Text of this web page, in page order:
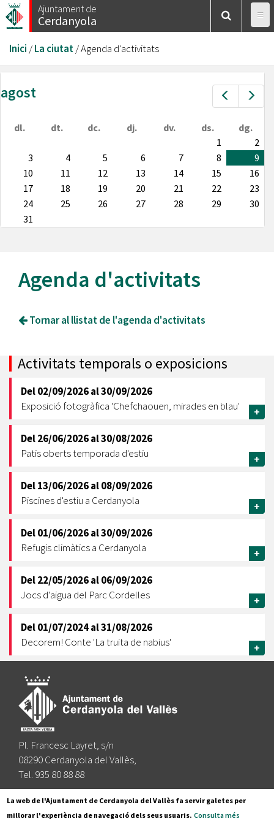
Vés
al
Ajuntament de
Cerdanyola
Esteu
aquí
Inici /La ciutat/Agenda d'activitats
Prev
agost
dl. dt. dc. dj. dv. ds.
dg.
1
2
3
4 5 6 7 8
9
10
11 12 13 14 15
16
17
18 19 20 21 22
23
24
25 26 27 28 29
30
31
Agenda d'activitats
Tornar al llistat de l'agenda d'activitats
Activitats temporals o exposicions
Del02/09/2026al30/09/2026
Exposició fotogràfica 'Chefchaouen, mirades en blau'
+
Del26/06/2026al30/08/2026
Patis oberts temporada d'estiu
+
Del13/06/2026al08/09/2026
Piscines d'estiu a Cerdanyola
+
Del01/06/2026al30/09/2026
Refugis climàtics a Cerdanyola
+
Del22/05/2026al06/09/2026
Jocs d'aigua del Parc Cordelles
+
Del01/07/2024al31/08/2026
Decorem! Conte 'La truita de nabius'
+
Pl. Francesc Layret, s/n
08290 Cerdanyola del Vallès,
Tel. 935 80 88 88
Segueix-nos a:
La web de l'Ajuntament de Cerdanyola del Vallès fa servir galetes per
millorar l'experiència de navegació dels seus usuaris. Consulta més